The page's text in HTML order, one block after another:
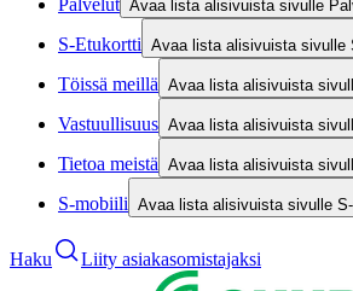
Palvelut Avaa lista alisivuista sivulle
S-Etukortti Avaa lista alisivuista sivulle
Töissä meillä Avaa lista alisivuista
Vastuullisuus Avaa lista alisivuista
Tietoa meistä Avaa lista alisivuista
S-mobiili Avaa lista alisivuista sivulle
Haku Liity asiakasomistajaksi